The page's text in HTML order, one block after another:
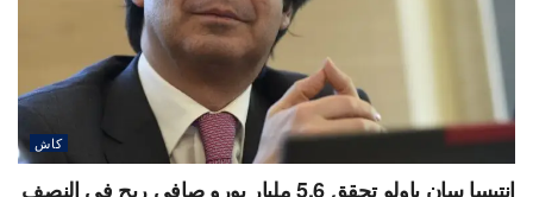
كاش
إنتيسا سان باولو تحقق 5.6 مليار يورو صافي ربح في النصف